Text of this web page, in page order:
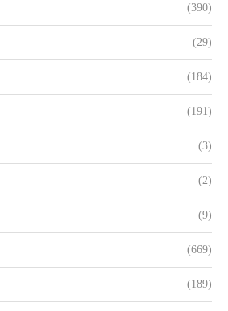
(390)
(29)
(184)
(191)
(3)
(2)
(9)
(669)
(189)